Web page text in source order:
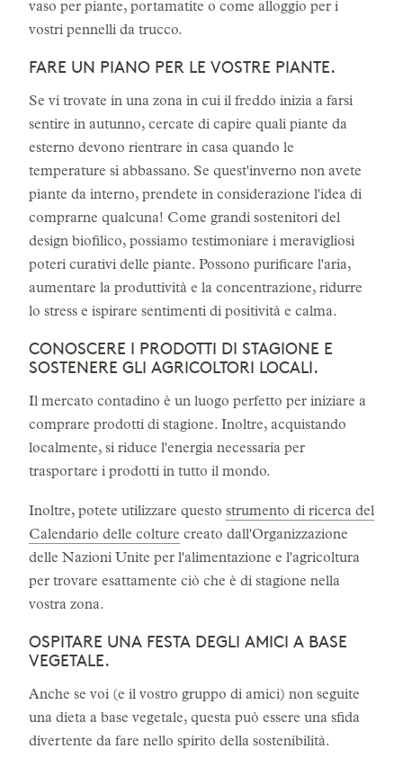
vaso per piante, portamatite o come alloggio per i
vostri pennelli da trucco.
FARE UN PIANO PER LE VOSTRE PIANTE.
Se vi trovate in una zona in cui il freddo inizia a farsi
sentire in autunno, cercate di capire quali piante da
esterno devono rientrare in casa quando le
temperature si abbassano. Se quest'inverno non avete
piante da interno, prendete in considerazione l'idea di
comprarne qualcuna! Come grandi sostenitori del
design biofilico, possiamo testimoniare i meravigliosi
poteri curativi delle piante. Possono purificare l'aria,
aumentare la produttività e la concentrazione, ridurre
lo stress e ispirare sentimenti di positività e calma.
CONOSCERE I PRODOTTI DI STAGIONE E
SOSTENERE GLI AGRICOLTORI LOCALI.
Il mercato contadino è un luogo perfetto per iniziare a
comprare prodotti di stagione. Inoltre, acquistando
localmente, si riduce l'energia necessaria per
trasportare i prodotti in tutto il mondo.
Inoltre, potete utilizzare questo strumento di ricerca del
Calendario delle colture creato dall'Organizzazione
delle Nazioni Unite per l'alimentazione e l'agricoltura
per trovare esattamente ciò che è di stagione nella
vostra zona.
OSPITARE UNA FESTA DEGLI AMICI A BASE
VEGETALE.
Anche se voi (e il vostro gruppo di amici) non seguite
una dieta a base vegetale, questa può essere una sfida
divertente da fare nello spirito della sostenibilità.